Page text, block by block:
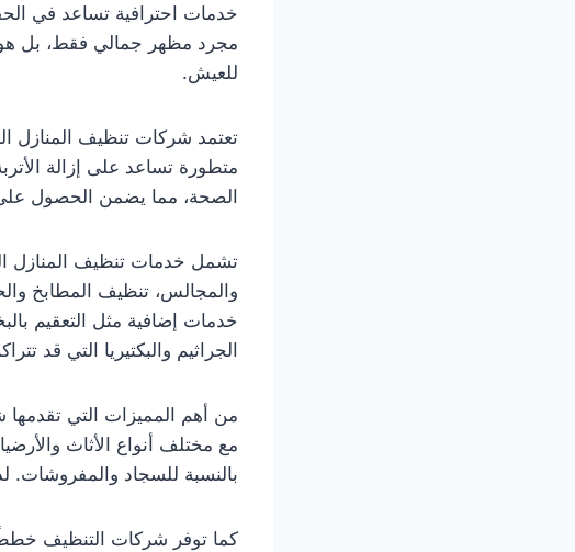
خدمات احترافية تساعد في
مجرد مظهر جمالي فقط، بل هو
للعيش.
تعتمد شركات تنظيف المنازل
متطورة تساعد على إزالة
الصحة، مما يضمن الحصول
تشمل خدمات تنظيف المنازل
والمجالس، تنظيف المطابخ
خدمات إضافية مثل التعقيم
الجراثيم والبكتيريا التي قد
من أهم المميزات التي تقدمها
مع مختلف أنواع الأثاث
بالنسبة للسجاد
كما توفر شركات التنظيف